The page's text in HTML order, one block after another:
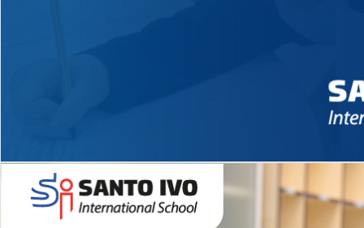
Novidades 2026 High School